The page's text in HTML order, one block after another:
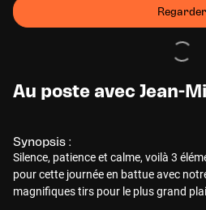
Regarder
Au poste avec Jean-
Synopsis :
Silence, patience et calme, voilà 3
pour cette journée en battue avec
magnifiques tirs pour le plus grand